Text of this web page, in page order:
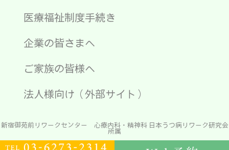
医療福祉制度手続き
企業の皆さまへ
ご家族の皆様へ
法人様向け（外部サイト）
新宿御苑前リワークセンター 心療内科・精神科 日本うつ病リワーク研究会
所属